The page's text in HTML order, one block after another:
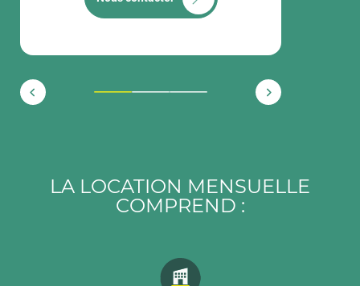
1 2 3
LA LOCATION MENSUELLE
COMPREND :